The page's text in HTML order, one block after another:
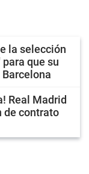
la selección
para que su
Real Madrid
de contrato